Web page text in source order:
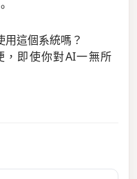
這個系統嗎？
即使你對AI一無所